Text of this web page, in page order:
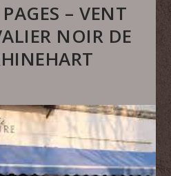
– VENT
NOIR DE